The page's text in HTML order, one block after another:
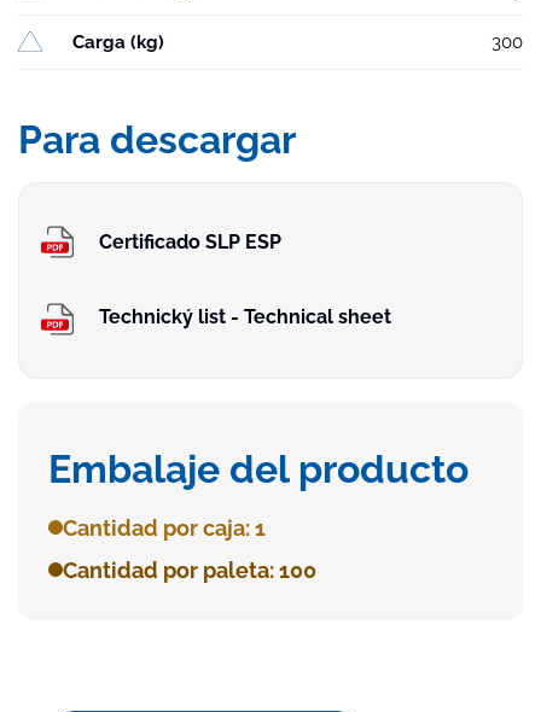
Carga (kg) 300
Para descargar
Certificado SLP ESP
Technický list - Technical sheet
Embalaje del producto
Cantidad por caja: 1
Cantidad por paleta: 100